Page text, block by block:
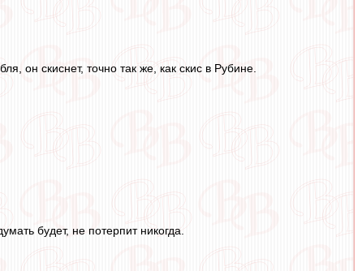
он скиснет, точно так же, как скис в Рубине.
будет, не потерпит никогда.